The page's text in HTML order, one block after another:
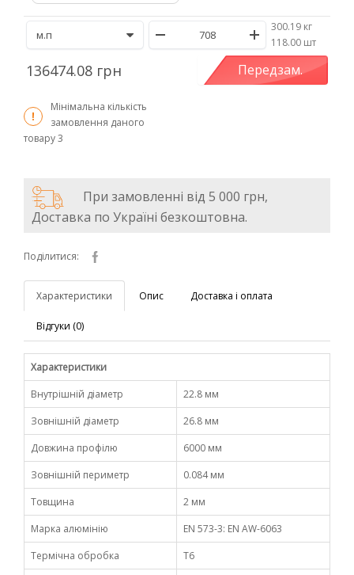
300.19 кг
/118.00 шт
136474.08 грн Передзам.
Мінімальна кількість
замовлення даного
товару3
При замовленні від 5 000 грн,
Доставка по Україні безкоштовна.
Поділитися:
Характеристики Опис Доставка і оплата
Відгуки (0)
Характеристики
Внутрішній діаметр
22.8 мм
Зовнішній діаметр
26.8 мм
Довжина профілю
6000 мм
Зовнішній периметр
0.084 мм
Товщина
2 мм
Марка алюмінію
EN 573-3: EN AW-6063
Термічна обробка
Т6